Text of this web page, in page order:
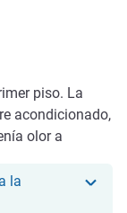
piso. La
acondicionado,
olor a
la